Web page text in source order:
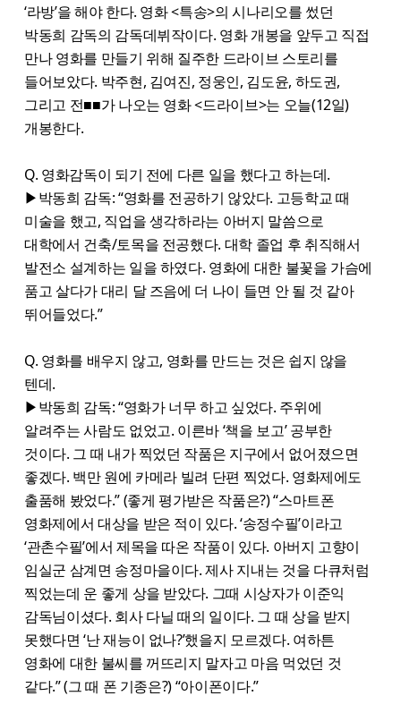
‘라방’을 해야 한다. 영화 <특송>의 시나리오를 썼던
박동희 감독의 감독데뷔작이다. 영화 개봉을 앞두고 직접
만나 영화를 만들기 위해 질주한 드라이브 스토리를
들어보았다. 박주현, 김여진, 정웅인, 김도윤, 하도권,
그리고 전■■가 나오는 영화 <드라이브>는 오늘(12일)
개봉한다.
Q. 영화감독이 되기 전에 다른 일을 했다고 하는데.
▶박동희 감독: “영화를 전공하기 않았다. 고등학교 때
미술을 했고, 직업을 생각하라는 아버지 말씀으로
대학에서 건축/토목을 전공했다. 대학 졸업 후 취직해서
발전소 설계하는 일을 하였다. 영화에 대한 불꽃을 가슴에
품고 살다가 대리 달 즈음에 더 나이 들면 안 될 것 같아
뛰어들었다.”
Q. 영화를 배우지 않고, 영화를 만드는 것은 쉽지 않을
텐데.
▶박동희 감독: “영화가 너무 하고 싶었다. 주위에
알려주는 사람도 없었고. 이른바 ‘책을 보고’ 공부한
것이다. 그 때 내가 찍었던 작품은 지구에서 없어졌으면
좋겠다. 백만 원에 카메라 빌려 단편 찍었다. 영화제에도
출품해 봤었다.” (좋게 평가받은 작품은?) “스마트폰
영화제에서 대상을 받은 적이 있다. ‘송정수필’이라고
‘관촌수필’에서 제목을 따온 작품이 있다. 아버지 고향이
임실군 삼계면 송정마을이다. 제사 지내는 것을 다큐처럼
찍었는데 운 좋게 상을 받았다. 그때 시상자가 이준익
감독님이셨다. 회사 다닐 때의 일이다. 그 때 상을 받지
못했다면 ‘난 재능이 없나?’했을지 모르겠다. 여하튼
영화에 대한 불씨를 꺼뜨리지 말자고 마음 먹었던 것
같다.” (그 때 폰 기종은?) “아이폰이다.”